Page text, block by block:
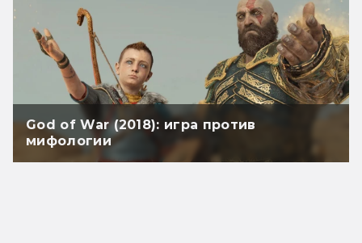
God of War (2018): игра против
мифологии